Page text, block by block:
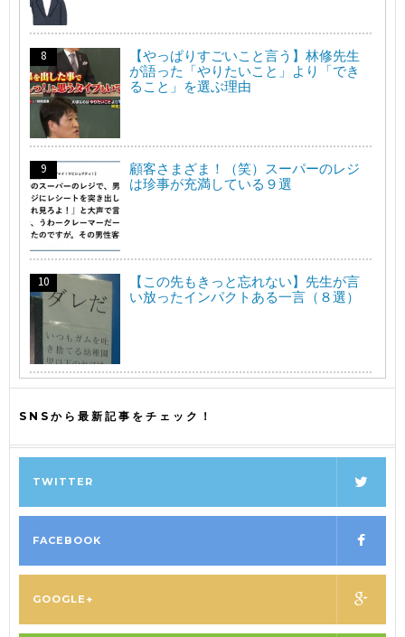
【やっぱりすごいこと言う】林修先生
が語った「やりたいこと」より「でき
ること」を選ぶ理由
顧客さまざま！（笑）スーパーのレジ
は珍事が充満している９選
【この先もきっと忘れない】先生が言
い放ったインパクトある一言（８選）
SNSから最新記事をチェック！
TWITTER
FACEBOOK
GOOGLE+